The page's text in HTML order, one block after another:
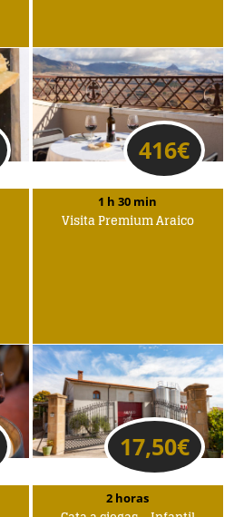
416€
1 h 30 min
Visita Premium Araico
17,50€
2 horas